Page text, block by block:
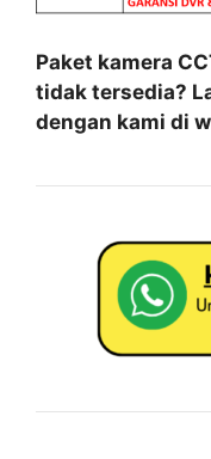
Paket kamera
tidak tersedia?
dengan kami di